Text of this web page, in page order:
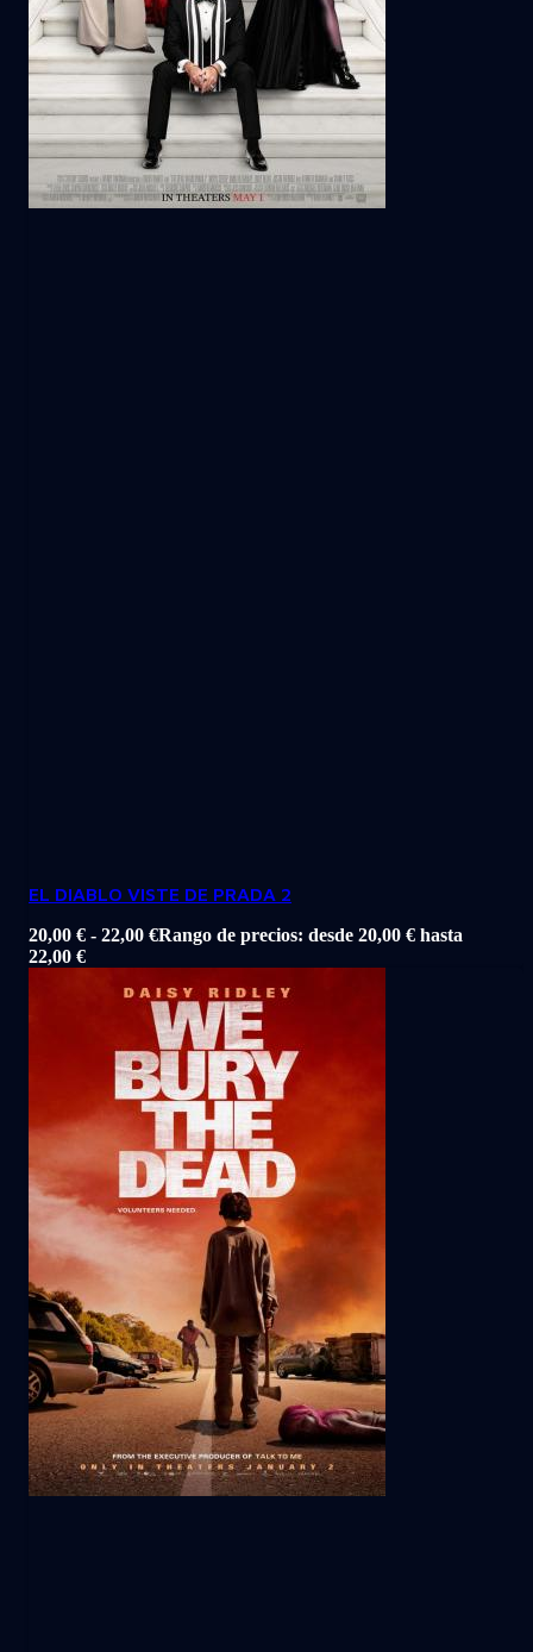
EL DIABLO VISTE DE PRADA 2
20,00 € - 22,00 €Rango de precios: desde 20,00 € hasta
22,00 €